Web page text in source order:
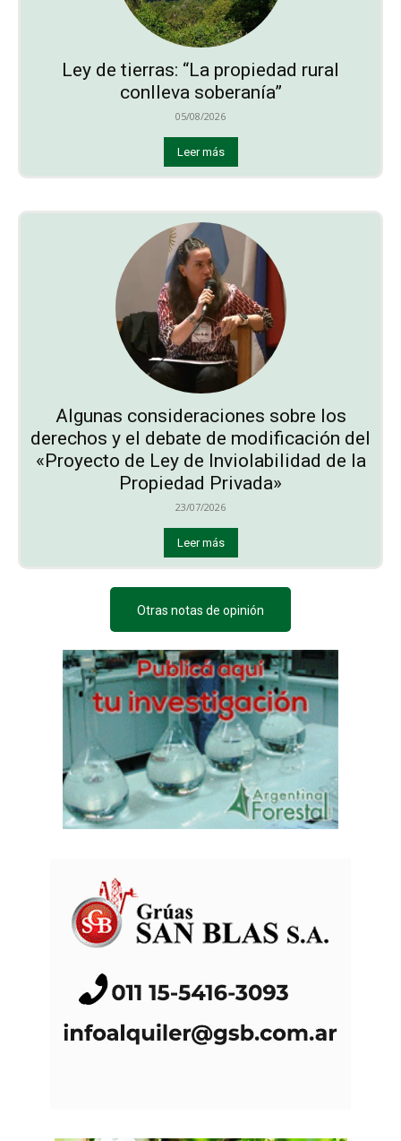
Ley de tierras: “La propiedad rural
conlleva soberanía”
05/08/2026
Leer más
Algunas consideraciones sobre los
derechos y el debate de modificación del
«Proyecto de Ley de Inviolabilidad de la
Propiedad Privada»
23/07/2026
Leer más
Otras notas de opinión